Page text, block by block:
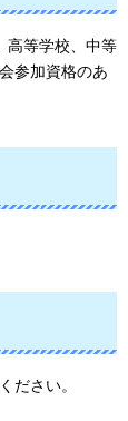
高等学校、中等
参加資格のあ
ださい。